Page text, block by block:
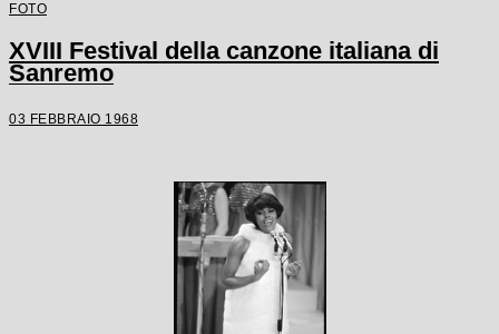
FOTO
XVIII Festival della canzone italiana di
Sanremo
03 FEBBRAIO 1968